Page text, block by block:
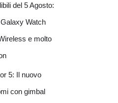
del 5 Agosto:
Watch
e molto
5: Il nuovo
con gimbal